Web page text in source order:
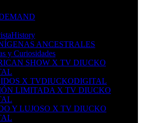
ANCESTRALES
y Curiosidades
SHOW X TV DIUCKO
X TVDIUCKODIGITAL
LIMITADA X TV DIUCKO
Y LUJOSO X TV DIUCKO